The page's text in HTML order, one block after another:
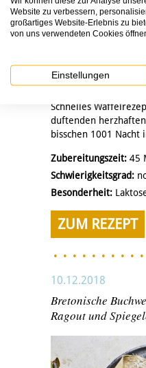
Schnelles
duftenden
bisschen 1001 Nacht
Zubereitungszeit: 45
Schwierigkeitsgrad:
Besonderheit:
ZUM REZEPT
10.12.2018
Bretonische
Ragout und
Website zu verbessern,
großartiges Website-Erlebnis zu
von uns verwendeten Cookies
Einstellungen